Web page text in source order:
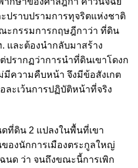
ปราบปรามการทุจริตแห่งชาติ
ะกรรมการกฤษฎีกาว่า ที่ดิน
และต้องนำกลับมาสร้าง
ปรากฏว่าการนำที่ดินเขาโดงก
ความคืบหน้า จึงมีข้อสังเกต
ละเว้นการปฏิบัติหน้าที่จริง
ที่ดิน 2 แปลงในพื้นที่เขา
องนักการเมืองตระกูลใหญ่
นด ว่า จนถึงขณะนี้การเพิก